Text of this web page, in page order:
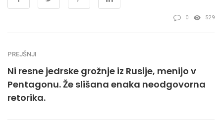
0 529
PREJŠNJI
Ni resne jedrske grožnje iz Rusije, menijo v
Pentagonu. Že slišana enaka neodgovorna
retorika.